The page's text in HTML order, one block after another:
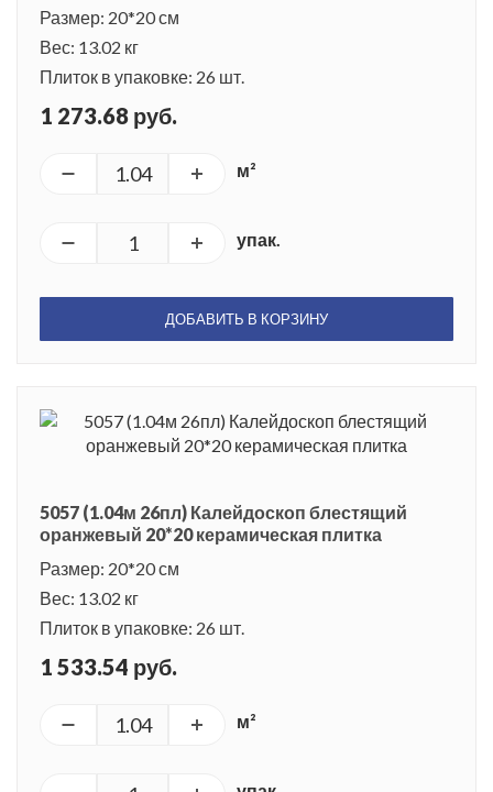
Размер: 20*20 см
Вес: 13.02 кг
Плиток в упаковке: 26 шт.
1 273.68 руб.
м²
упак.
ДОБАВИТЬ В КОРЗИНУ
5057 (1.04м 26пл) Калейдоскоп блестящий
оранжевый 20*20 керамическая плитка
Размер: 20*20 см
Вес: 13.02 кг
Плиток в упаковке: 26 шт.
1 533.54 руб.
м²